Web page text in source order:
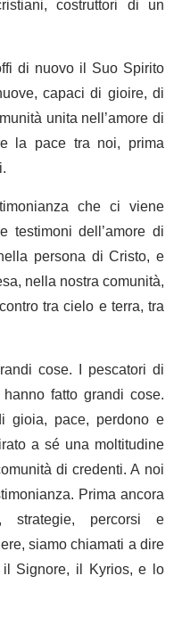
di nuovo il Suo Spirito
capaci di gioire, di
unita nell’amore di
la pace tra noi, prima
che ci viene
testimoni dell’amore di
persona di Cristo, e
nella nostra comunità,
tra cielo e terra, tra
cose. I pescatori di
fatto grandi cose.
gioia, pace, perdono e
a sé una moltitudine
di credenti. A noi
Prima ancora
strategie, percorsi e
siamo chiamati a dire
Signore, il Kyrios, e lo